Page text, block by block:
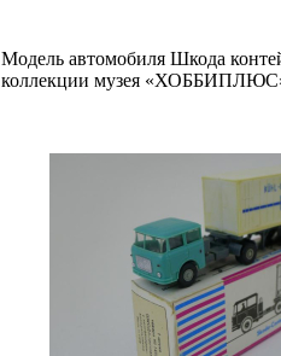
Модель автомобиля Шкода
коллекции музея